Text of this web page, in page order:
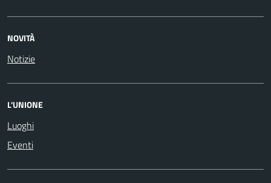
NOVITÀ
Notizie
L'UNIONE
Luoghi
Eventi